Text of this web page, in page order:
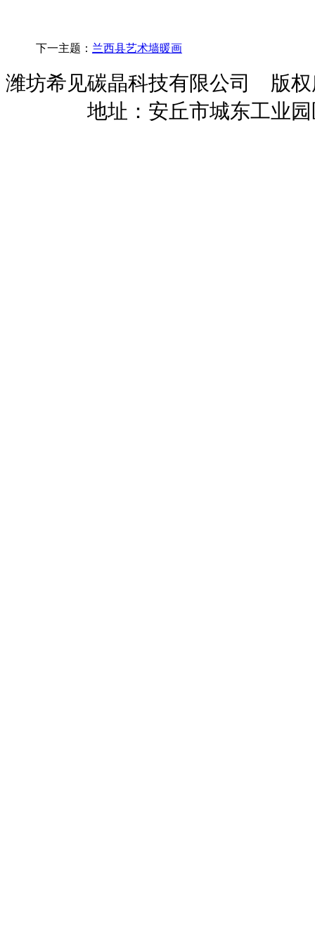
下一主题： 兰西县艺术墙暖画
潍坊希见碳晶科技有限公司
地址：安丘市城东工业